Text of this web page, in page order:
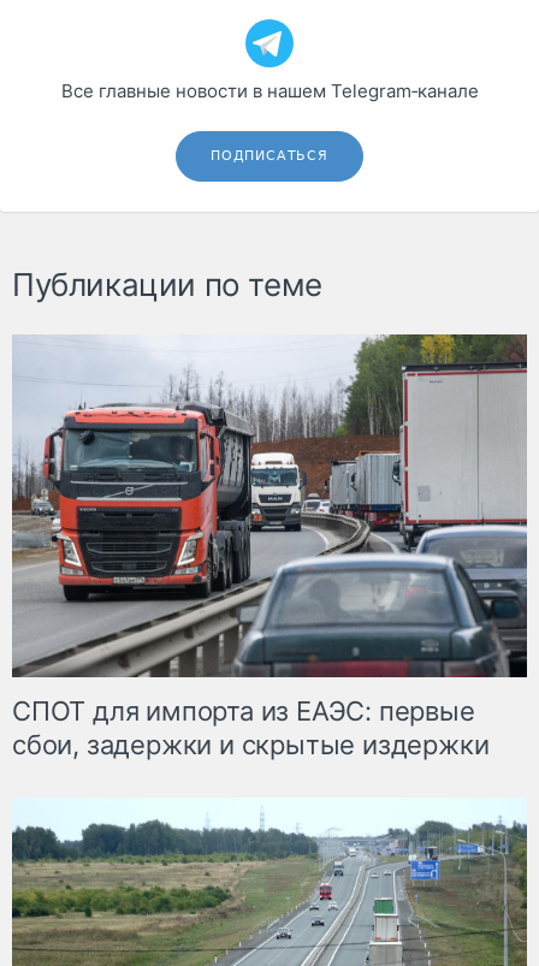
Все главные новости в нашем Telegram‑канале
ПОДПИСАТЬСЯ
Публикации по теме
СПОТ для импорта из ЕАЭС: первые
сбои, задержки и скрытые издержки